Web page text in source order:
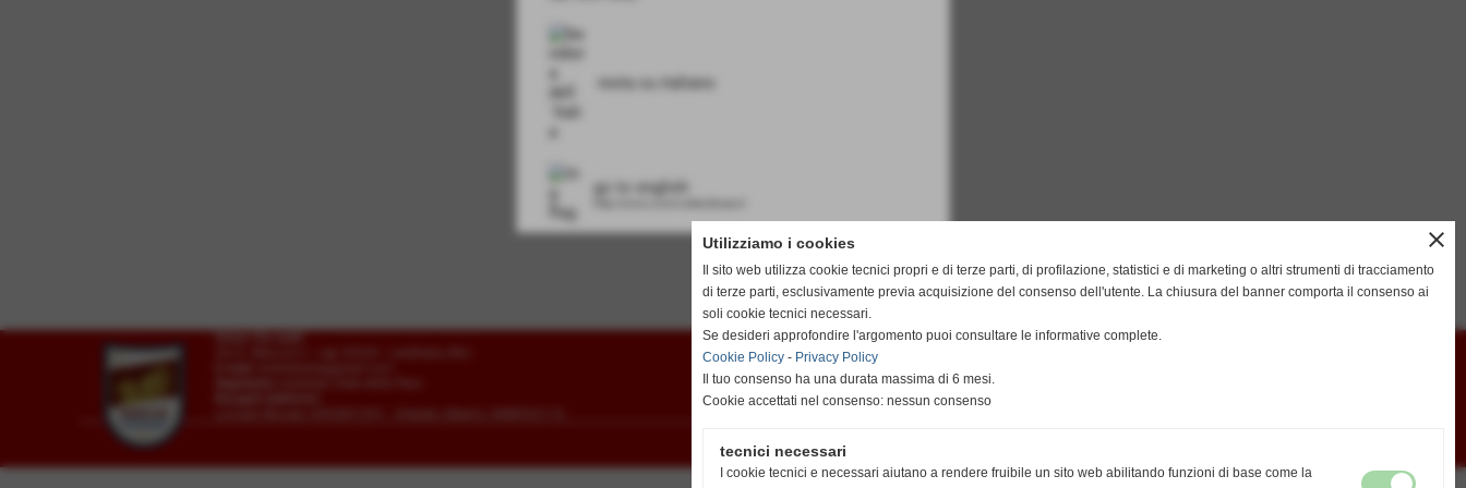
successivo >>
Union Vis ssdrl
Realizzazione siti web www.sitoper.it
resta su italiano
go to english
close
Utilizziamo i cookies
Il sito web utilizza cookie tecnici propri e di terze parti, di profilazione, statistici e di marketing o altri strumenti di tracciamento
di terze parti, esclusivamente previa acquisizione del consenso dell'utente. La chiusura del banner comporta il consenso ai
soli cookie tecnici necessari.
Se desideri approfondire l'argomento puoi consultare le informative complete.
Cookie Policy - Privacy Policy
Il tuo consenso ha una durata massima di 6 mesi.
Cookie accettati nel consenso: nessun consenso
tecnici necessari
I cookie tecnici e necessari aiutano a rendere fruibile un sito web abilitando funzioni di base come la